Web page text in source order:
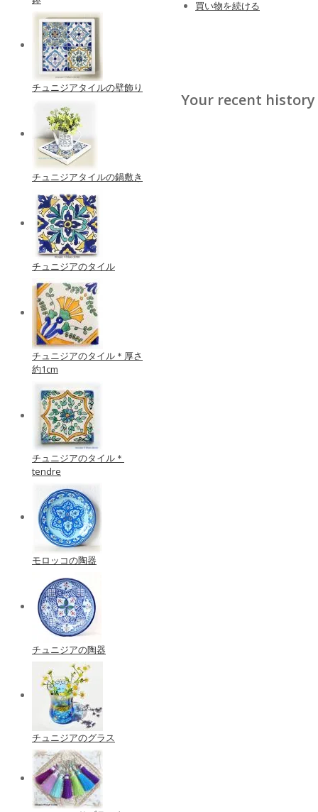
買い物を続ける
Your recent history
チュニジアタイルの壁飾り
チュニジアタイルの鍋敷き
チュニジアのタイル
チュニジアのタイル＊厚さ
約1cm
チュニジアのタイル＊
tendre
モロッコの陶器
チュニジアの陶器
チュニジアのグラス